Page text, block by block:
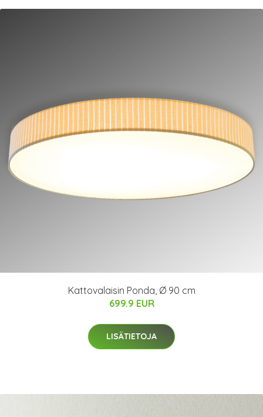
Kattovalaisin Ponda, Ø 90 cm
699.9 EUR
LISÄTIETOJA